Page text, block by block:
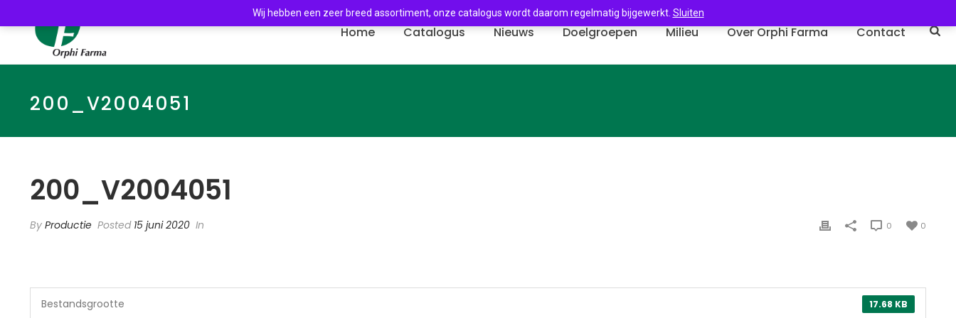
Home Catalogus Nieuws Doelgroepen Milieu Over Orphi Farma Contact
200_V2004051
200_V2004051
By Productie Posted 15 juni 2020 In 0
0
17.68 KB
Bestandsgrootte
Wij hebben een zeer breed assortiment, onze catalogus wordt daarom regelmatig bijgewerkt. Sluiten